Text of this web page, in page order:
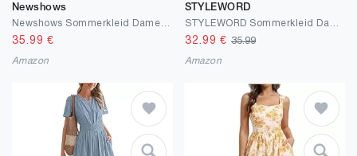
Newshows
35.99 €
Amazon
STYLEWORD
32.99 € 35.99
Amazon